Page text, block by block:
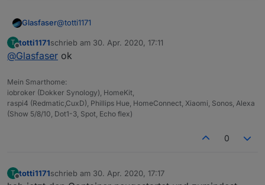
Glasfaser@totti1171
ja ist ein Fehler ... nimm den Link oben !!
T
Offline
totti1171schrieb am 30. Apr. 2020, 17:11
zuletzt editiert von
@Glasfaser ok
Mein Smarthome:
iobroker (Dokker Synology), HomeKit,
raspi4 (Redmatic,CuxD), Phillips Hue, HomeConnect, Xiaomi, Sonos, Alexa
(Show 5/8/10, Dot1-3, Spot, Echo flex)
0
T
Offline
totti1171schrieb am 30. Apr. 2020, 17:17
zuletzt editiert von